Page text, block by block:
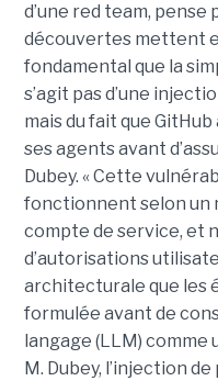
d’une red team, pense
découvertes mettent
fondamental que la
s’agit pas d’une
mais du fait que
ses agents avant
Dubey. « Cette
fonctionnent selon un
compte de service, et
d’autorisations
architecturale que les
formulée avant de
langage (LLM) comme
M. Dubey, l’injection